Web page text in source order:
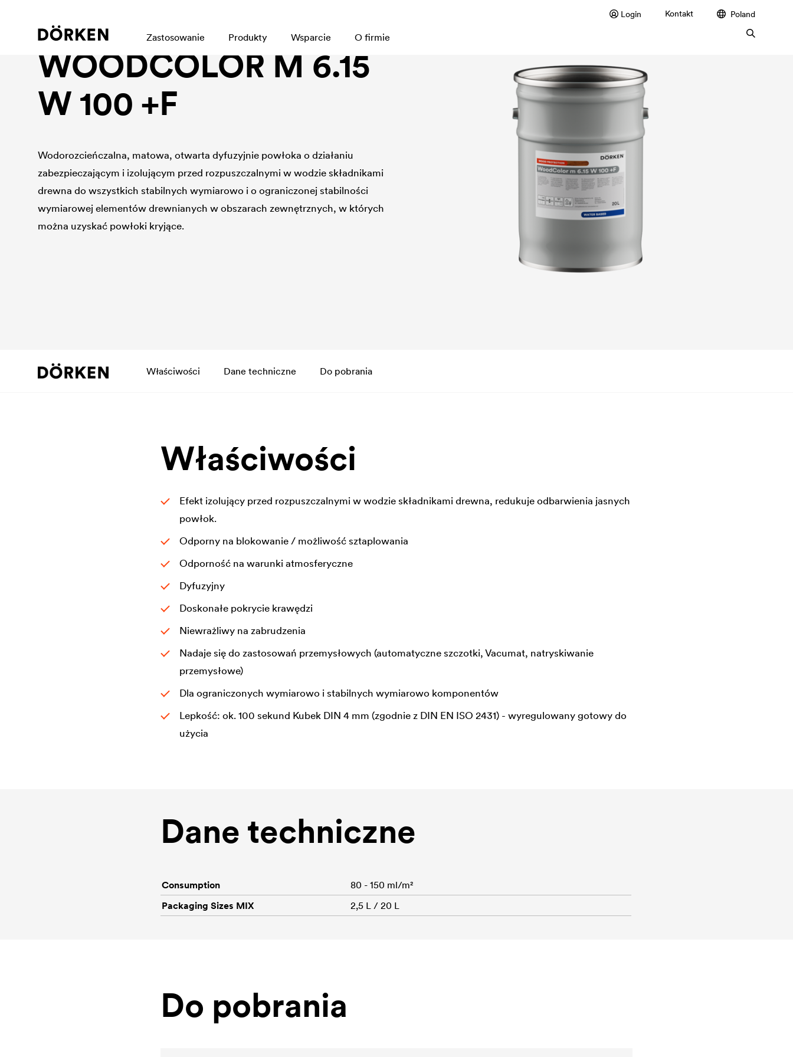
Login Kontakt Poland
Zastosowanie Produkty Wsparcie O firmie
Industrial wood protection
WOODCOLOR M 6.15
W 100 +F
Wodorozcieńczalna, matowa, otwarta dyfuzyjnie powłoka o działaniu
zabezpieczającym i izolującym przed rozpuszczalnymi w wodzie składnikami
drewna do wszystkich stabilnych wymiarowo i o ograniczonej stabilności
wymiarowej elementów drewnianych w obszarach zewnętrznych, w których
można uzyskać powłoki kryjące.
Właściwości Dane techniczne Do pobrania
Właściwości
Efekt izolujący przed rozpuszczalnymi w wodzie składnikami drewna, redukuje odbarwienia jasnych
powłok.
Odporny na blokowanie / możliwość sztaplowania
Odporność na warunki atmosferyczne
Dyfuzyjny
Doskonałe pokrycie krawędzi
Niewrażliwy na zabrudzenia
Nadaje się do zastosowań przemysłowych (automatyczne szczotki, Vacumat, natryskiwanie
przemysłowe)
Dla ograniczonych wymiarowo i stabilnych wymiarowo komponentów
Lepkość: ok. 100 sekund Kubek DIN 4 mm (zgodnie z DIN EN ISO 2431) - wyregulowany gotowy do
użycia
Dane techniczne
Consumption
80 - 150 ml/m²
Packaging Sizes MIX
2,5 L / 20 L
Do pobrania